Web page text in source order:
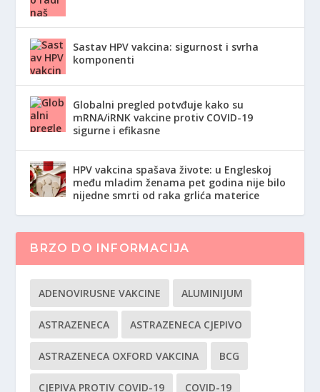
Sastav HPV vakcina: sigurnost i svrha
komponenti
Globalni pregled potvđuje kako su
mRNA/iRNK vakcine protiv COVID-19
sigurne i efikasne
HPV vakcina spašava živote: u Engleskoj
među mladim ženama pet godina nije bilo
nijedne smrti od raka grlića materice
BRZO DO INFORMACIJA
ADENOVIRUSNE VAKCINE ALUMINIJUM
ASTRAZENECA ASTRAZENECA CJEPIVO
ASTRAZENECA OXFORD VAKCINA BCG
CJEPIVA PROTIV COVID-19 COVID-19